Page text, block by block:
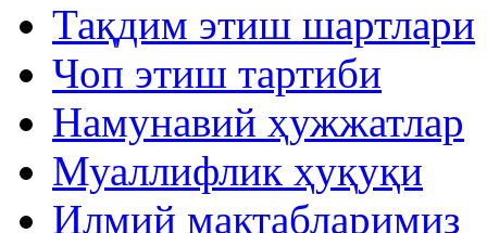
Тақдим этиш шартлари
Чоп этиш тартиби
Намунавий ҳужжатлар
Муаллифлик ҳуқуқи
Илмий мактабларимиз